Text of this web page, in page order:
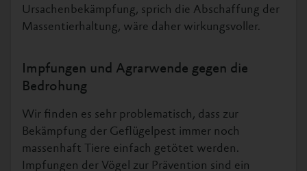
Ursachenbekämpfung, sprich die Abschaffung der
Massentierhaltung, wäre daher wirkungsvoller.
Impfungen und Agrarwende gegen die
Bedrohung
Wir finden es sehr problematisch, dass zur
Bekämpfung der Geflügelpest immer noch
massenhaft Tiere einfach getötet werden.
Impfungen der Vögel zur Prävention sind ein